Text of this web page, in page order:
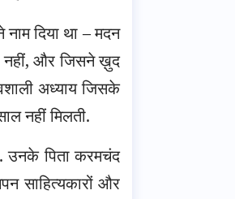
दिया था – मदन
नहीं, और जिसने ख़ुद
अध्याय जिसके
नहीं मिलती.
पिता करमचंद
साहित्यकारों और